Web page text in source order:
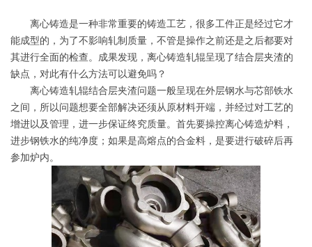
离心铸造是一种非常重要的铸造工艺，很多工件正是经过它才
能成型的，为了不影响轧制质量，不管是操作之前还是之后都要对
其进行全面的检查。成果发现，离心铸造轧辊呈现了结合层夹渣的
缺点，对此有什么方法可以避免吗？
离心铸造轧辊结合层夹渣问题一般呈现在外层钢水与芯部铁水
之间，所以问题想要全部解决还须从原材料开端，并经过对工艺的
增进以及管理，进一步保证终究质量。首先要操控离心铸造炉料，
进步钢铁水的纯净度；如果是高熔点的合金料，是要进行破碎后再
参加炉内。